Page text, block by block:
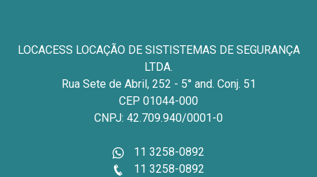
LOCACESS LOCAÇÃO DE SISTISTEMAS DE SEGURANÇA
LTDA.
Rua Sete de Abril, 252 - 5° and. Conj. 51
CEP 01044-000
CNPJ: 42.709.940/0001-0
11 3258-0892
11 3258-0892